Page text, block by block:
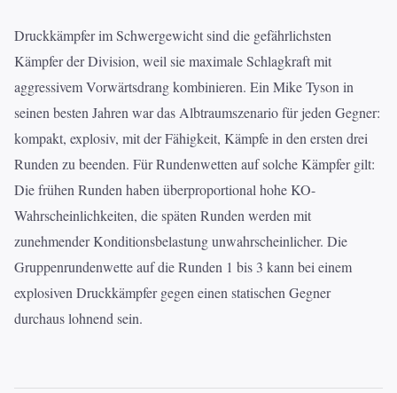
Druckkämpfer im Schwergewicht sind die gefährlichsten
Kämpfer der Division, weil sie maximale Schlagkraft mit
aggressivem Vorwärtsdrang kombinieren. Ein Mike Tyson in
seinen besten Jahren war das Albtraumszenario für jeden Gegner:
kompakt, explosiv, mit der Fähigkeit, Kämpfe in den ersten drei
Runden zu beenden. Für Rundenwetten auf solche Kämpfer gilt:
Die frühen Runden haben überproportional hohe KO-
Wahrscheinlichkeiten, die späten Runden werden mit
zunehmender Konditionsbelastung unwahrscheinlicher. Die
Gruppenrundenwette auf die Runden 1 bis 3 kann bei einem
explosiven Druckkämpfer gegen einen statischen Gegner
durchaus lohnend sein.